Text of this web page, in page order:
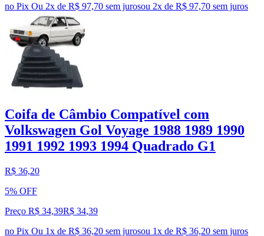
no Pix Ou 2x de R$ 97,70 sem jurosou 2x de R$ 97,70 sem juros
Coifa de Câmbio Compatível com
Volkswagen Gol Voyage 1988 1989 1990
1991 1992 1993 1994 Quadrado G1
R$ 36,20
5% OFF
Preço R$ 34,39R$ 34,39
no Pix Ou 1x de R$ 36,20 sem jurosou 1x de R$ 36,20 sem juros